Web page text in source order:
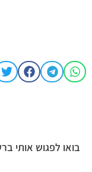
בואו לפגוש אותי